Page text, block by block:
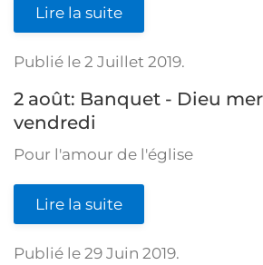
Lire la suite
Publié le 2 Juillet 2019.
2 août: Banquet - Dieu
vendredi
Pour l'amour de l'église
Lire la suite
Publié le 29 Juin 2019.